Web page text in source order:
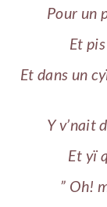
Pour un
Et
Et dans un
Y v’nait
Et yï
” Oh!